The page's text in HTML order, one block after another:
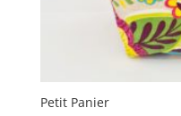
Petit Panier